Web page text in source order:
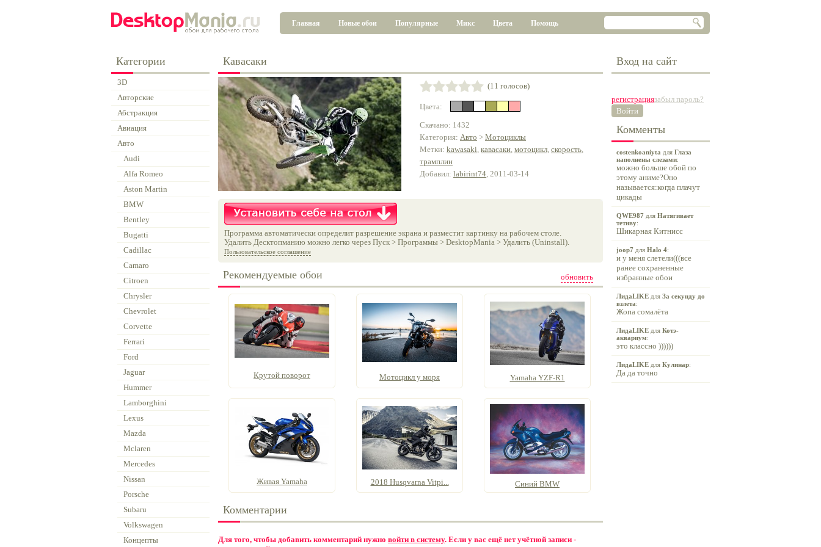
Главная Новые обои Популярные Микс Цвета Помощь
Категории
3D
Авторские
Абстракция
Авиация
Авто
Audi
Alfa Romeo
Aston Martin
BMW
Bentley
Bugatti
Cadillac
Camaro
Citroen
Chrysler
Chevrolet
Corvette
Ferrari
Ford
Jaguar
Hummer
Lamborghini
Lexus
Mazda
Mclaren
Mercedes
Nissan
Porsche
Subaru
Volkswagen
Концепты
Кавасаки
(11 голосов)
Цвета:
Скачано: 1432
Категория: Авто > Мотоциклы
Метки: kawasaki, кавасаки, мотоцикл, скорость,
трамплин
Добавил: labirint74, 2011-03-14
Программа автоматически определит разрешение экрана и разместит картинку на рабочем столе.
Удалить Десктопманию можно легко через Пуск > Программы > DesktopMania > Удалить (Uninstall).
Пользовательское соглашение
обновить
Рекомендуемые обои
Крутой поворот Мотоцикл у моря Yamaha YZF-R1
Живая Yamaha 2018 Husqvarna Vitpi... Синий BMW
Комментарии
Для того, чтобы добавить комментарий нужно войти в систему. Если у вас ещё нет учётной записи -
Вход на сайт
регистрациязабыл пароль?
Войти
Комменты
costenkoaniyta для Глаза
наполнены слезами:
можно больше обой по
этому аниме?Оно
называется:когда плачут
цикады
QWE987 для Натягивает
тетиву:
Шикарная Китнисс
joop7 для Halo 4:
и у меня слетели(((все
ранее сохраненные
избранные обои
ЛидаLIKE для За секунду до
взлета:
Жопа сомалёта
ЛидаLIKE для Котэ-
аквариум:
это классно ))))))
ЛидаLIKE для Кулинар:
Да да точно